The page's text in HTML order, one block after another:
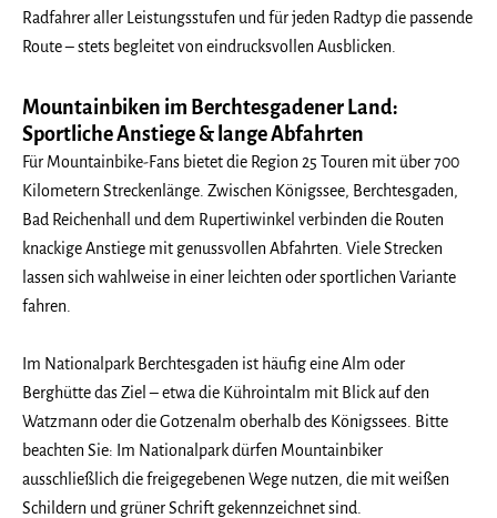
Radfahrer aller Leistungsstufen und für jeden Radtyp die passende
Route – stets begleitet von eindrucksvollen Ausblicken.
Mountainbiken im Berchtesgadener Land:
Sportliche Anstiege & lange Abfahrten
Für Mountainbike-Fans bietet die Region 25 Touren mit über 700
Kilometern Streckenlänge. Zwischen Königssee, Berchtesgaden,
Bad Reichenhall und dem Rupertiwinkel verbinden die Routen
knackige Anstiege mit genussvollen Abfahrten. Viele Strecken
lassen sich wahlweise in einer leichten oder sportlichen Variante
fahren.
Im Nationalpark Berchtesgaden ist häufig eine Alm oder
Berghütte das Ziel – etwa die Kührointalm mit Blick auf den
Watzmann oder die Gotzenalm oberhalb des Königssees. Bitte
beachten Sie: Im Nationalpark dürfen Mountainbiker
ausschließlich die freigegebenen Wege nutzen, die mit weißen
Schildern und grüner Schrift gekennzeichnet sind.